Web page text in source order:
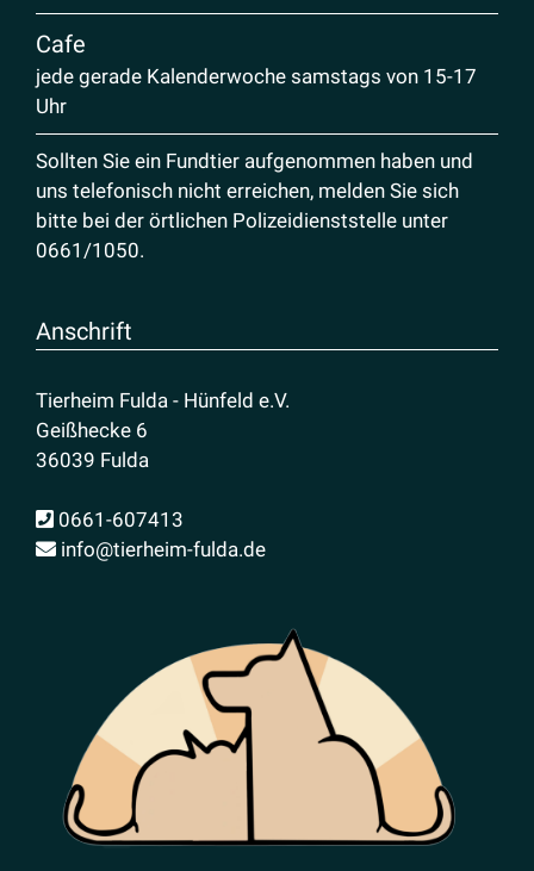
Cafe
jede gerade Kalenderwoche samstags von 15-17
Uhr
Sollten Sie ein Fundtier aufgenommen haben und
uns telefonisch nicht erreichen, melden Sie sich
bitte bei der örtlichen Polizeidienststelle unter
0661/1050.
Anschrift
Tierheim Fulda - Hünfeld e.V.
Geißhecke 6
36039 Fulda
0661-607413
info@tierheim-fulda.de